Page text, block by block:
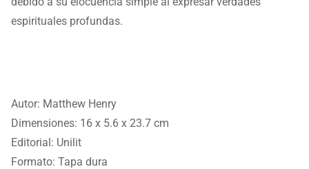
espirituales profundas.
Autor: Matthew Henry
Dimensiones: 16 x 5.6 x 23.7 cm
Editorial: Unilit
Formato: Tapa dura